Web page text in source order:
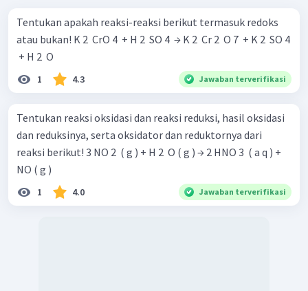
Reaksi (E):
Dari reaksi-reaksi di atas, dapat diketahui bahwa reaksi (A),
(B), (D), dan (E) merupakan reaksi redoks karena
mengalami kenaikan dan penurunan bilangan oksidasi,
sedangkan
karena tidak mengalami kenaikan dan penurunan
Tentukan apakah reaksi-reaksi berikut termasuk redoks
atau bukan! K 2 ​ CrO 4 ​ + H 2 ​ SO 4 ​ → K 2 ​ Cr 2 ​ O 7 ​ + K 2 ​ SO 4
​ + H 2 ​ O
1 4.3 Jawaban terverifikasi
Tentukan reaksi oksidasi dan reaksi reduksi, hasil oksidasi
dan reduksinya, serta oksidator dan reduktornya dari
reaksi berikut! 3 NO 2 ​ ( g ) + H 2 ​ O ( g ) → 2 HNO 3 ​ ( a q ) +
NO ( g )
1 4.0 Jawaban terverifikasi